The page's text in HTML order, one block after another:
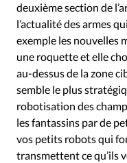
deuxième section de
l’actualité des armes
exemple les nouvelles
une roquette et elle
au-dessus de la zone
semble le plus
robotisation des
les fantassins par de
vos petits robots qui
transmettent ce qu’ils